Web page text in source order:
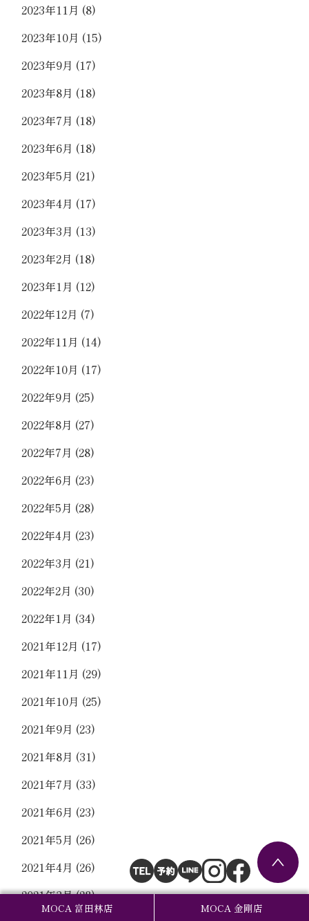
MOCA 富田林店 MOCA 金剛店
2023年11月 (8)
2023年10月 (15)
2023年9月 (17)
2023年8月 (18)
2023年7月 (18)
2023年6月 (18)
2023年5月 (21)
2023年4月 (17)
2023年3月 (13)
2023年2月 (18)
2023年1月 (12)
2022年12月 (7)
2022年11月 (14)
2022年10月 (17)
2022年9月 (25)
2022年8月 (27)
2022年7月 (28)
2022年6月 (23)
2022年5月 (28)
2022年4月 (23)
2022年3月 (21)
2022年2月 (30)
2022年1月 (34)
2021年12月 (17)
2021年11月 (29)
2021年10月 (25)
2021年9月 (23)
2021年8月 (31)
2021年7月 (33)
2021年6月 (23)
2021年5月 (26)
2021年4月 (26)
2021年3月(28)